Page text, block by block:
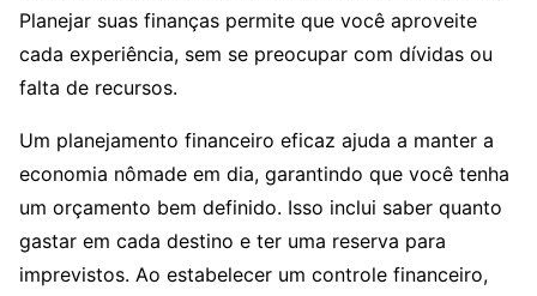
Planejar suas finanças permite que você aproveite
cada experiência, sem se preocupar com dívidas ou
falta de recursos.
Um planejamento financeiro eficaz ajuda a manter a
economia nômade em dia, garantindo que você tenha
um orçamento bem definido. Isso inclui saber quanto
gastar em cada destino e ter uma reserva para
imprevistos. Ao estabelecer um controle financeiro,